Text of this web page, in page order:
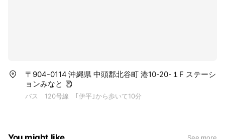
〒904-0114 沖縄県 中頭郡北谷町 港10-20-１F ステーシ
ョンみなと
バス 120号線 ｢伊平｣から歩いて10分
See more